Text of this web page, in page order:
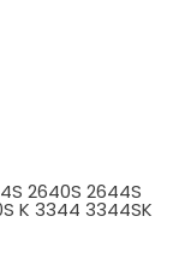
2640S 2644S
K 3344 3344SK